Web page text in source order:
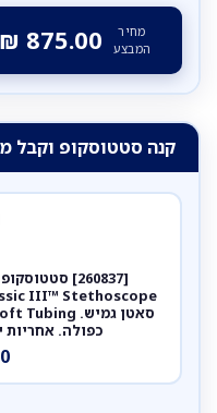
מחיר
המבצע
875.00
קנה סטטוסקופ וקבל
כפולה. אחריות